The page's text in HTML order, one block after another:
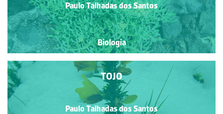
Paulo Talhadas dos Santos
Biologia
TOJO
Paulo Talhadas dos Santos